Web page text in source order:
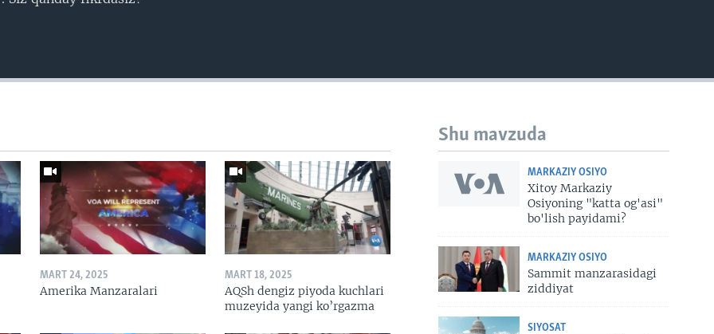
Shu mavzuda
MARKAZIY OSIYO
Xitoy Markaziy
Osiyoning "katta og'asi"
bo'lish payidami?
MARKAZIY OSIYO
Sammit manzarasidagi
ziddiyat
SIYOSAT
MART 24, 2025
Amerika Manzaralari
MART 18, 2025
AQSh dengiz piyoda kuchlari
muzeyida yangi ko’rgazma